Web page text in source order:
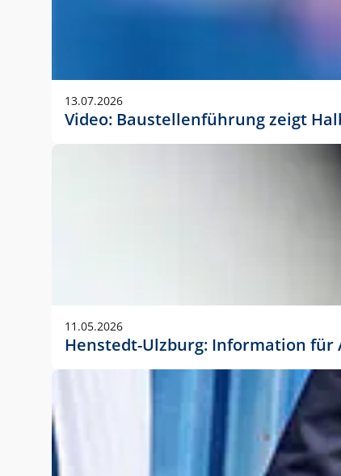
13.07.2026
Video: Baustellenführung zeigt
11.05.2026
Henstedt-Ulzburg: Information